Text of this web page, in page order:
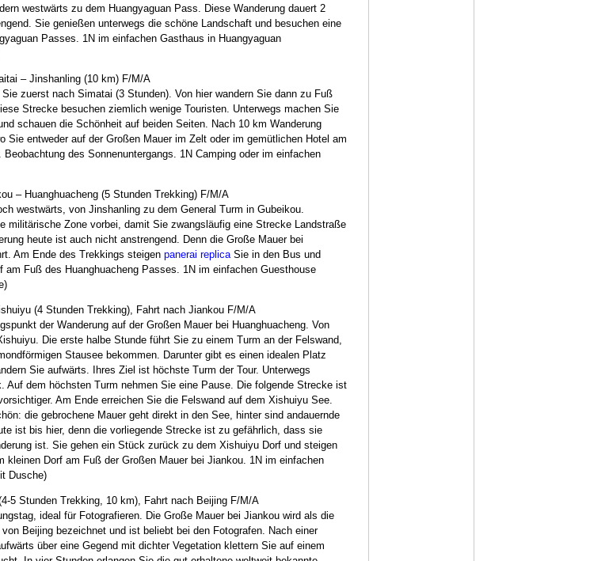
westwärts zu dem Huangyaguan Pass. Diese Wanderung dauert 2
Sie genießen unterwegs die schöne Landschaft und besuchen eine
Passes. 1N im einfachen Gasthaus in Huangyaguan
– Jinshanling (10 km) F/M/A
zuerst nach Simatai (3 Stunden). Von hier wandern Sie dann zu Fuß
Strecke besuchen ziemlich wenige Touristen. Unterwegs machen Sie
schauen die Schönheit auf beiden Seiten. Nach 10 km Wanderung
Sie entweder auf der Großen Mauer im Zelt oder im gemütlichen Hotel am
Beobachtung des Sonnenuntergangs. 1N Camping oder im einfachen
– Huanghuacheng (5 Stunden Trekking) F/M/A
westwärts, von Jinshanling zu dem General Turm in Gubeikou.
militärische Zone vorbei, damit Sie zwangsläufig eine Strecke Landstraße
heute ist auch nicht anstrengend. Denn die Große Mauer bei
Am Ende des Trekkings steigen panerai replicaSie in den Bus und
am Fuß des Huanghuacheng Passes. 1N im einfachen Guesthouse
(4 Stunden Trekking), Fahrt nach Jiankou F/M/A
der Wanderung auf der Großen Mauer bei Huanghuacheng. Von
Die erste halbe Stunde führt Sie zu einem Turm an der Felswand,
Stausee bekommen. Darunter gibt es einen idealen Platz
Sie aufwärts. Ihres Ziel ist höchste Turm der Tour. Unterwegs
Auf dem höchsten Turm nehmen Sie eine Pause. Die folgende Strecke ist
Am Ende erreichen Sie die Felswand auf dem Xishuiyu See.
die gebrochene Mauer geht direkt in den See, hinter sind andauernde
ist bis hier, denn die vorliegende Strecke ist zu gefährlich, dass sie
ist. Sie gehen ein Stück zurück zu dem Xishuiyu Dorf und steigen
kleinen Dorf am Fuß der Großen Mauer bei Jiankou. 1N im einfachen
Dusche)
5 Stunden Trekking, 10 km), Fahrt nach Beijing F/M/A
ideal für Fotografieren. Die Große Mauer bei Jiankou wird als die
Beijing bezeichnet und ist beliebt bei den Fotografen. Nach einer
über eine Gegend mit dichter Vegetation klettern Sie auf einem